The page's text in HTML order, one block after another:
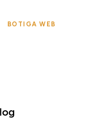
BOTIGA WEB